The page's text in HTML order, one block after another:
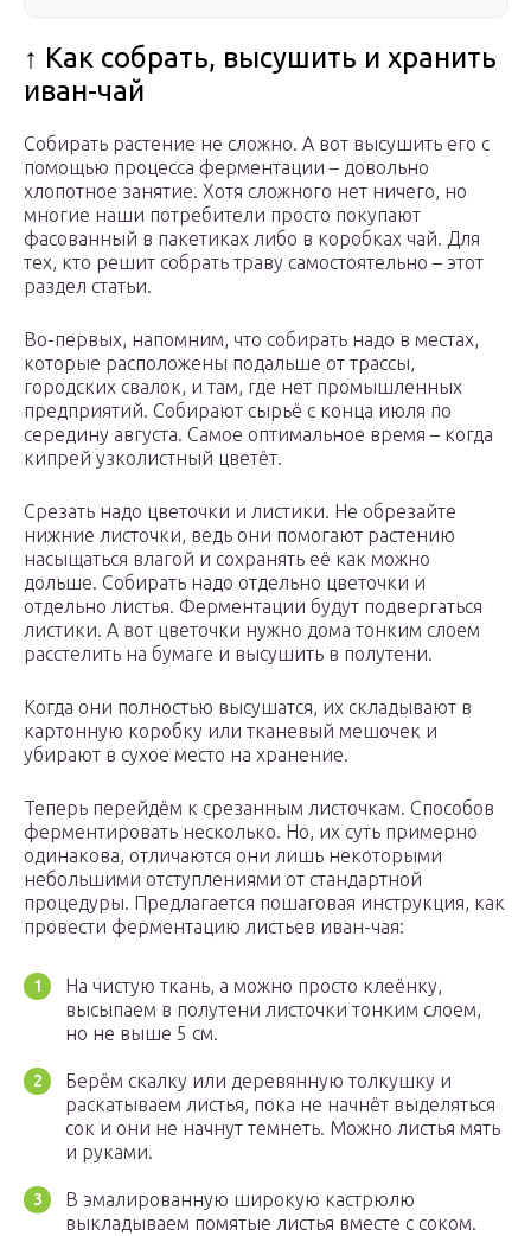
↑ Как собрать, высушить и хранить
иван-чай
Собирать растение не сложно. А вот высушить его с
помощью процесса ферментации – довольно
хлопотное занятие. Хотя сложного нет ничего, но
многие наши потребители просто покупают
фасованный в пакетиках либо в коробках чай. Для
тех, кто решит собрать траву самостоятельно – этот
раздел статьи.
Во-первых, напомним, что собирать надо в местах,
которые расположены подальше от трассы,
городских свалок, и там, где нет промышленных
предприятий. Собирают сырьё с конца июля по
середину августа. Самое оптимальное время – когда
кипрей узколистный цветёт.
Срезать надо цветочки и листики. Не обрезайте
нижние листочки, ведь они помогают растению
насыщаться влагой и сохранять её как можно
дольше. Собирать надо отдельно цветочки и
отдельно листья. Ферментации будут подвергаться
листики. А вот цветочки нужно дома тонким слоем
расстелить на бумаге и высушить в полутени.
Когда они полностью высушатся, их складывают в
картонную коробку или тканевый мешочек и
убирают в сухое место на хранение.
Теперь перейдём к срезанным листочкам. Способов
ферментировать несколько. Но, их суть примерно
одинакова, отличаются они лишь некоторыми
небольшими отступлениями от стандартной
процедуры. Предлагается пошаговая инструкция, как
провести ферментацию листьев иван-чая:
На чистую ткань, а можно просто клеёнку,
высыпаем в полутени листочки тонким слоем,
но не выше 5 см.
Берём скалку или деревянную толкушку и
раскатываем листья, пока не начнёт выделяться
сок и они не начнут темнеть. Можно листья мять
и руками.
В эмалированную широкую кастрюлю
выкладываем помятые листья вместе с соком.